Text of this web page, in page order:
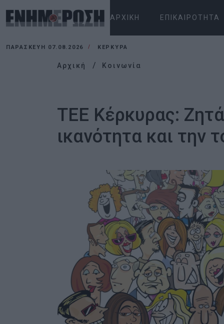
ΑΡΧΙΚΉ ΕΠΙΚΑΙΡΌΤΗΤΑ
ΠΑΡΑΣΚΕΥΉ 07.08.2026 ΚΕΡΚΥΡΑ
Αρχική Κοινωνία
ΤΕΕ Κέρκυρας:
ικανότητα και την